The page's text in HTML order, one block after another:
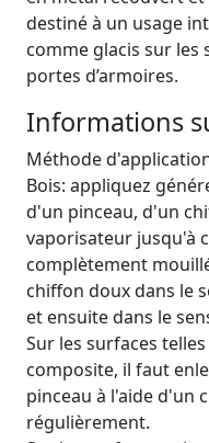
destiné à un usage
comme glacis sur les
portes d’armoires.
Informations
Méthode
Bois: appliquez
d'un pinceau, d'un
vaporisateur jusqu'à
complètement
chiffon doux dans le
et ensuite dans le
Sur les surfaces
composite, il faut
pinceau à l'aide d'un
régulièrement.